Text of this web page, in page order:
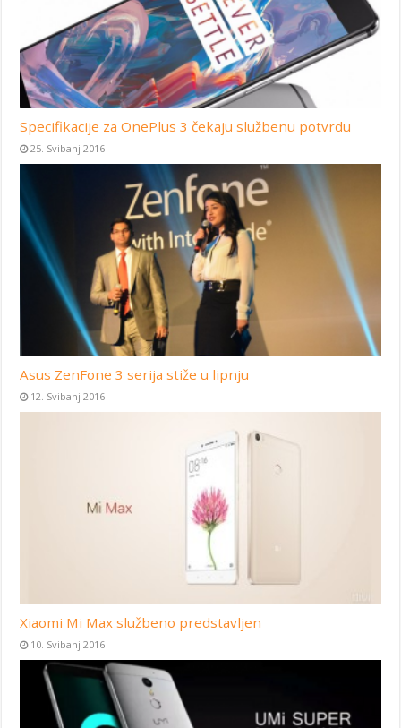
Specifikacije za OnePlus 3 čekaju službenu potvrdu
25. Svibanj 2016
Asus ZenFone 3 serija stiže u lipnju
12. Svibanj 2016
Xiaomi Mi Max službeno predstavljen
10. Svibanj 2016